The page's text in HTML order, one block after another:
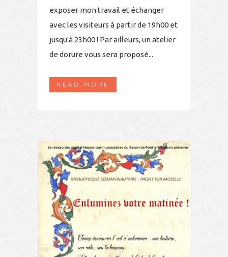
exposer mon travail et échanger
avec les visiteurs à partir de 19h00 et
jusqu'à 23h00 ! Par ailleurs, un atelier
de dorure vous sera proposé...
READ MORE